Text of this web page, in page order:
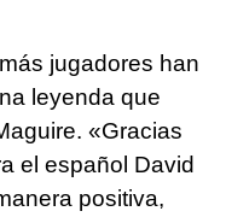
jugadores han
leyenda que
«Gracias
el español David
positiva,